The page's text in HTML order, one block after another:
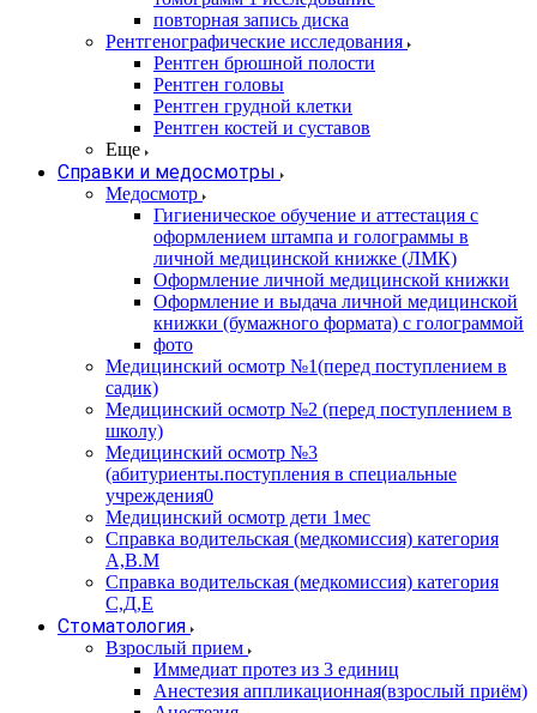
повторная запись диска
Рентгенографические исследования
Рентген брюшной полости
Рентген головы
Рентген грудной клетки
Рентген костей и суставов
Еще
Справки и медосмотры
Медосмотр
Гигиеническое обучение и аттестация с
оформлением штампа и голограммы в
личной медицинской книжке (ЛМК)
Оформление личной медицинской книжки
Оформление и выдача личной медицинской
книжки (бумажного формата) с голограммой
фото
Медицинский осмотр №1(перед поступлением в
садик)
Медицинский осмотр №2 (перед поступлением в
школу)
Медицинский осмотр №3
(абитуриенты.поступления в специальные
учреждения0
Медицинский осмотр дети 1мес
Справка водительская (медкомиссия) категория
А,В.М
Справка водительская (медкомиссия) категория
С,Д,Е
Стоматология
Взрослый прием
Иммедиат протез из 3 единиц
Анестезия аппликационная(взрослый приём)